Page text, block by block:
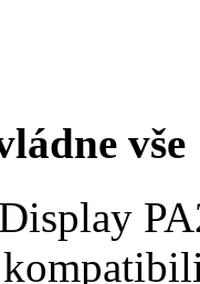
vše